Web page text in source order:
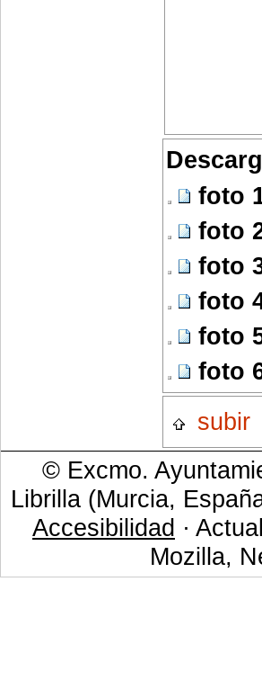
foto
foto
foto
foto
foto
foto
subir
© Excmo.
Librilla (Murcia,
Accesibilidad ·
Mozilla,